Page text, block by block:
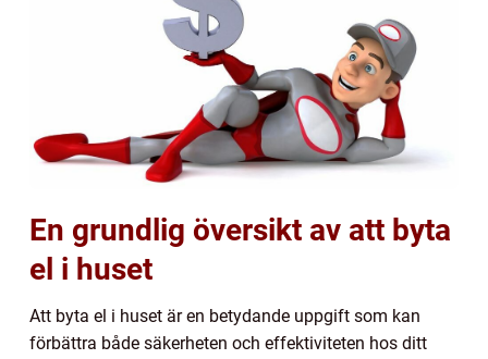
En grundlig översikt av att byta
el i huset
Att byta el i huset är en betydande uppgift som kan
förbättra både säkerheten och effektiviteten hos ditt